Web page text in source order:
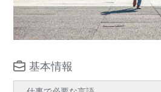
基本情報